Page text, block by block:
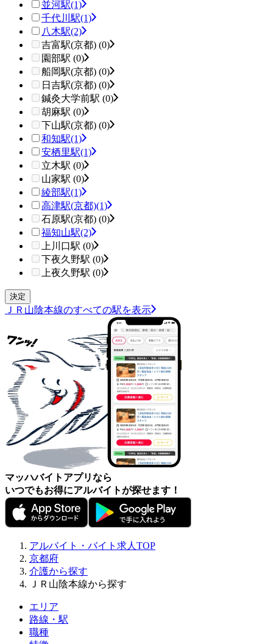
並河駅(1)
千代川駅(1)
八木駅(2)
吉富駅(京都) (0)
園部駅 (0)
船岡駅(京都) (0)
日吉駅(京都) (0)
鍼灸大学前駅 (0)
胡麻駅 (0)
下山駅(京都) (0)
和知駅(1)
安栖里駅(1)
立木駅 (0)
山家駅 (0)
綾部駅(1)
高津駅(京都)(1)
石原駅(京都) (0)
福知山駅(2)
上川口駅 (0)
下夜久野駅 (0)
上夜久野駅 (0)
ＪＲ山陰本線のすべての駅を表示
マッハバイトアプリなら
いつでもお得にアルバイトが探せます！
アルバイト・バイト求人TOP
京都府
介護から探す
ＪＲ山陰本線から探す
エリア
路線・駅
職種